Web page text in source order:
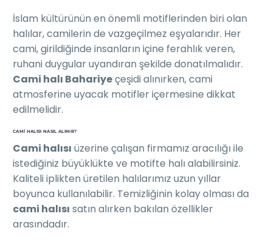
İslam kültürünün en önemli motiflerinden biri olan
halılar, camilerin de vazgeçilmez eşyalarıdır. Her
cami, girildiğinde insanların içine ferahlık veren,
ruhani duygular uyandıran şekilde donatılmalıdır.
Cami halı Bahariyeçeşidi alınırken, cami
atmosferine uyacak motifler içermesine dikkat
edilmelidir.
CAMI HALISI NASIL ALINIR?
Cami halısı üzerine çalışan firmamız aracılığı ile
istediğiniz büyüklükte ve motifte halı alabilirsiniz.
Kaliteli iplikten üretilen halılarımız uzun yıllar
boyunca kullanılabilir. Temizliğinin kolay olması da
cami halısı satın alırken bakılan özellikler
arasındadır.